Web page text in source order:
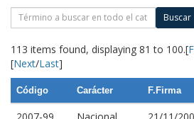
Buscar
113 items found, displaying 81 to 100.[
[Next/Last]
Código Carácter F.Firma